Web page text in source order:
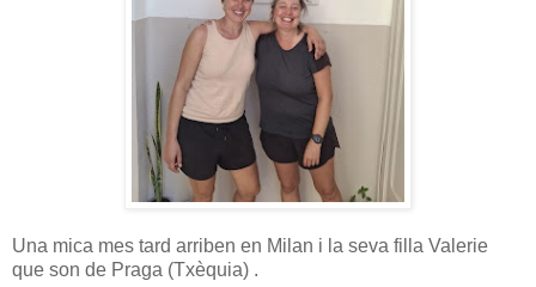
Una mica mes tard arriben en Milan i la seva filla Valerie
que son de Praga (Txèquia) .